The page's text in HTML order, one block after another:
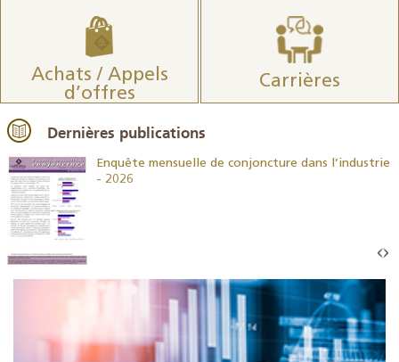
Achats / Appels
d’offres
Carrières
Dernières publications
Enquête mensuelle de conjoncture dans l’industrie
- 2026